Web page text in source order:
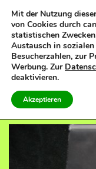
PREVIOUS
Mit der Nutzung
von Cookies durch
statistischen
Austausch in
Besucherzahlen, zur
Werbung. Zur
deaktivieren.
Akzeptieren